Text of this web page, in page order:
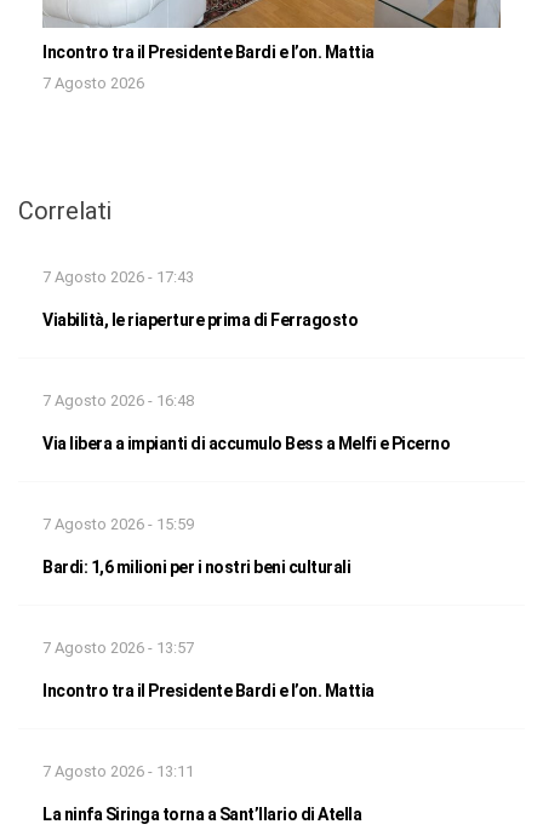
Incontro tra il Presidente Bardi e l’on. Mattia
7 Agosto 2026
Correlati
7 Agosto 2026 - 17:43
Viabilità, le riaperture prima di Ferragosto
7 Agosto 2026 - 16:48
Via libera a impianti di accumulo Bess a Melfi e Picerno
7 Agosto 2026 - 15:59
Bardi: 1,6 milioni per i nostri beni culturali
7 Agosto 2026 - 13:57
Incontro tra il Presidente Bardi e l’on. Mattia
7 Agosto 2026 - 13:11
La ninfa Siringa torna a Sant’Ilario di Atella